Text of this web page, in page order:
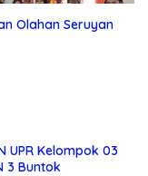
Olahan Seruyan
UPR Kelompok 03
3 Buntok